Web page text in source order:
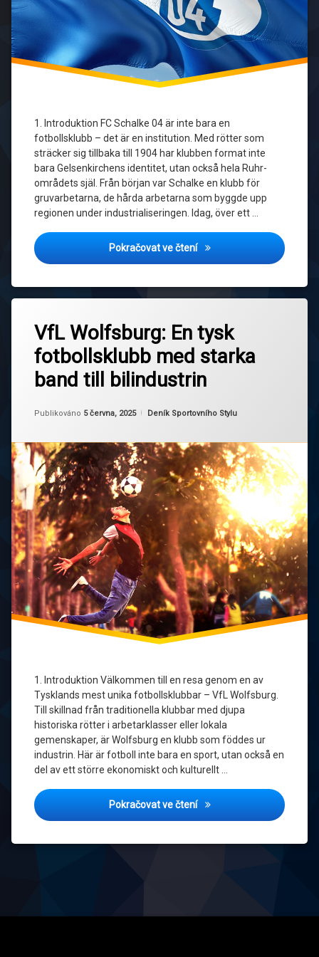
1. Introduktion FC Schalke 04 är inte bara en
fotbollsklubb – det är en institution. Med rötter som
sträcker sig tillbaka till 1904 har klubben format inte
bara Gelsenkirchens identitet, utan också hela Ruhr-
områdets själ. Från början var Schalke en klubb för
gruvarbetarna, de hårda arbetarna som byggde upp
regionen under industrialiseringen. Idag, över ett …
Pokračovat ve čteníFrån gruvarbetare till
VfL Wolfsburg: En tysk
fotbollsklubb med starka
band till bilindustrin
Publikováno 5 června, 2025
Aktualizováno 5 června, 2025
Od Ruby
Kategorie:
Deník Sportovního Stylu
1. Introduktion Välkommen till en resa genom en av
Tysklands mest unika fotbollsklubbar – VfL Wolfsburg.
Till skillnad från traditionella klubbar med djupa
historiska rötter i arbetarklasser eller lokala
gemenskaper, är Wolfsburg en klubb som föddes ur
industrin. Här är fotboll inte bara en sport, utan också en
del av ett större ekonomiskt och kulturellt …
Pokračovat ve čteníVfL Wolfsburg: En tysk
Bundesliga
Edin
Džeko
Fotbollsekonomi
Fotbollshistoria
Industri
och
sport
Kevin
De
Bruyne
Niedersachsen
VfL
Wolfsburg
Wolfsburg
komentář
na
VfL
Wolfsburg:
En
tysk
med
band
till
bilindustrin